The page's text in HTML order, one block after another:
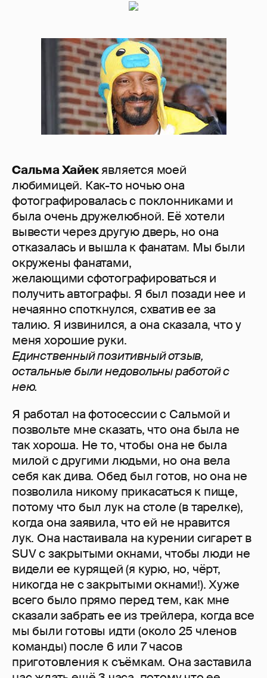
Сальма Хайекявляется моей
любимицей. Как-то ночью она
фотографировалась с поклонниками и
была очень дружелюбной. Её хотели
вывести через другую дверь, но она
отказалась и вышла к фанатам. Мы были
окружены фанатами,
желающими сфотографироваться и
получить автографы. Я был позади нее и
нечаянно споткнулся, схватив ее за
талию. Я извинился, а она сказала, что у
меня хорошие руки.
Единственный позитивный отзыв,
остальные были недовольны работой с
нею.
Я работал на фотосессии с Сальмой и
позвольте мне сказать, что она была не
так хороша. Не то, чтобы она не была
милой с другими людьми, но она вела
себя как дива. Обед был готов, но она не
позволила никому прикасаться к пище,
потому что был лук на столе (в тарелке),
когда она заявила, что ей не нравится
лук. Она настаивала на курении сигарет в
SUV с закрытыми окнами, чтобы люди не
видели ее курящей (я курю, но, чёрт,
никогда не с закрытыми окнами!). Хуже
всего было прямо перед тем, как мне
сказали забрать ее из трейлера, когда все
мы были готовы идти (около 25 членов
команды) после 6 или 7 часов
приготовления к съёмкам. Она заставила